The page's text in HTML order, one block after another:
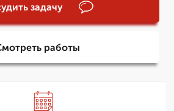
задачу
работы